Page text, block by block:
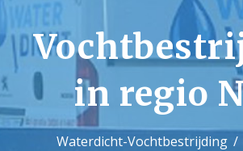
In actie
Contact
in regio
Waterdicht-Vochtbestrijding